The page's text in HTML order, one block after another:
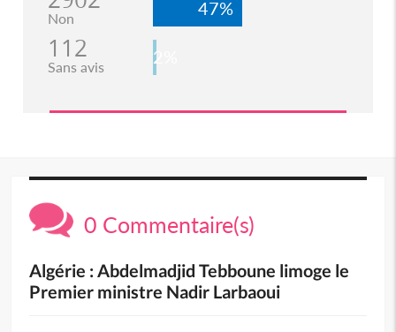
Non 47%
112
Sans avis 2%
0 Commentaire(s)
Algérie : Abdelmadjid Tebboune limoge le
Premier ministre Nadir Larbaoui